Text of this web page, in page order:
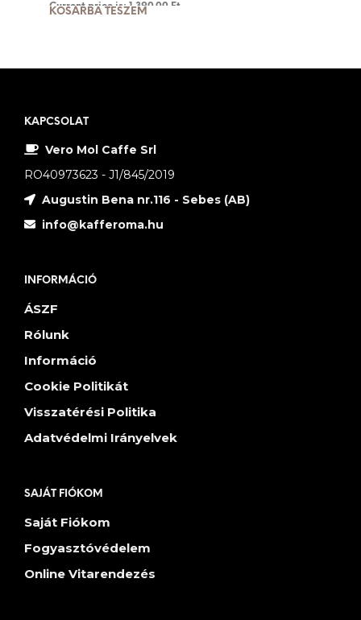
Current price is: 1,390.00 Ft.
KOSÁRBA TESZEM
KAPCSOLAT
Vero Mol Caffe Srl
RO40973623 - J1/845/2019
Augustin Bena nr.116 - Sebes (AB)
info@kafferoma.hu
INFORMÁCIÓ
ÁSZF
Rólunk
Információ
Cookie Politikát
Visszatérési Politika
Adatvédelmi Irányelvek
SAJÁT FIÓKOM
Saját Fiókom
Fogyasztóvédelem
Online Vitarendezés